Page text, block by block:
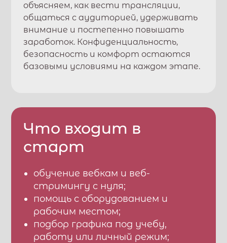
объясняем, как вести трансляции,
общаться с аудиторией, удерживать
внимание и постепенно повышать
заработок. Конфиденциальность,
безопасность и комфорт остаются
базовыми условиями на каждом этапе.
Что входит в
старт
обучение вебкам и веб-
стримингу с нуля;
помощь с оборудованием и
рабочим местом;
подбор графика под учебу,
работу или личный режим;